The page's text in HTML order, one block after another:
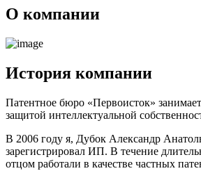
О компании
История компании
Патентное бюро «Первоисток»
защитой интеллектуальной
В 2006 году я, Дубок Александр
зарегистрировал ИП. В течение
отцом работали в качестве частных